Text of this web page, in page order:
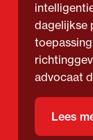
dagelijkse
advocaat
Lees